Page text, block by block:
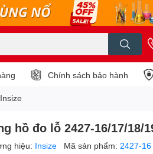
Chính sách bảo hành
hồ đo lỗ 2427-16/17/18/
hiệu: Insize Mã sản phẩm: 2427-16